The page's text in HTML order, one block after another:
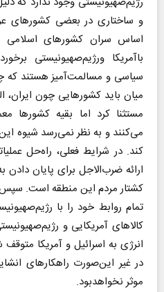
و ساختاری در بعضی کشورهای
اساس سران کشورهای اسلامی
باآمریکا ورژیم‌صهیونیستی
سیاسی و مسالمت‌آمیز هستند که
میان باید کشورهایی چون ایران،
مستثنا کرد اما بقیه کشورها
می‌کنند و به نظر نمی‌رسد شیوه
کند. در شرایط فعلی، راه‌حل
ارائه ضرب‌الاجل برای پایان دادن
کشتار مردم این منطقه است.
تمام روابط خود را با
کالاهای آمریکایی و
انرژی به اسرائیل و آمریکا
در غیر این‌صورت راهکارهای
موثر نخواهدبود.